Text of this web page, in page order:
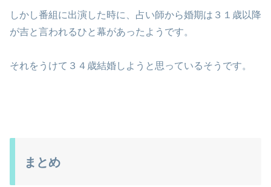
しかし番組に出演した時に、占い師から婚期は３１歳以降
が吉と言われるひと幕があったようです。
それをうけて３４歳結婚しようと思っているそうです。
まとめ